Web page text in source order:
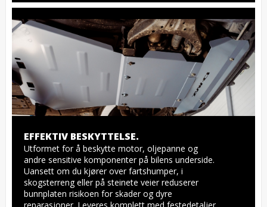
EFFEKTIV BESKYTTELSE.
Utformet for å beskytte motor, oljepanne og
andre sensitive komponenter på bilens underside.
Uansett om du kjører over fartshumper, i
skogsterreng eller på steinete veier reduserer
bunnplaten risikoen for skader og dyre